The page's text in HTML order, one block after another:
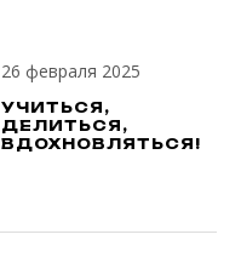
26 февраля 2025
УЧИТЬСЯ,
ДЕЛИТЬСЯ,
ВДОХНОВЛЯТЬСЯ!